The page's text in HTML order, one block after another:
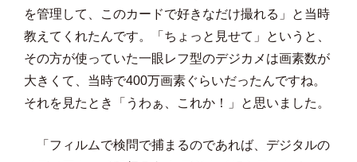
を管理して、このカードで好きなだけ撮れる」と当時
教えてくれたんです。「ちょっと見せて」というと、
その方が使っていた一眼レフ型のデジカメは画素数が
大きくて、当時で400万画素ぐらいだったんですね。
それを見たとき「うわぁ、これか！」と思いました。
「フィルムで検問で捕まるのであれば、デジタルの